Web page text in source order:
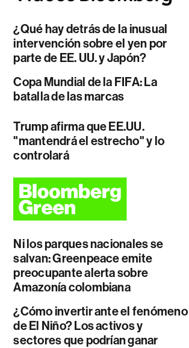
¿Qué hay detrás de la inusual
intervención sobre el yen por
parte de EE. UU. y Japón?
Copa Mundial de la FIFA: La
batalla de las marcas
Trump afirma que EE.UU.
"mantendrá el estrecho" y lo
controlará
Ni los parques nacionales se
salvan: Greenpeace emite
preocupante alerta sobre
Amazonía colombiana
¿Cómo invertir ante el fenómeno
de El Niño? Los activos y
sectores que podrían ganar